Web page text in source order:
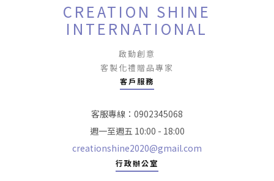
CREATION SHINE
INTERNATIONAL
啟動創意
客製化禮贈品專家
客戶服務
客服專線：0902345068
週一至週五 10:00 - 18:00
creationshine2020@gmail.com
行政辦公室